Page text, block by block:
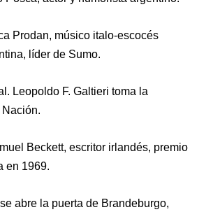
Prodan, músico italo-escocés
líder de Sumo.
Leopoldo F. Galtieri toma la
Beckett, escritor irlandés, premio
en 1969.
abre la puerta de Brandeburgo,